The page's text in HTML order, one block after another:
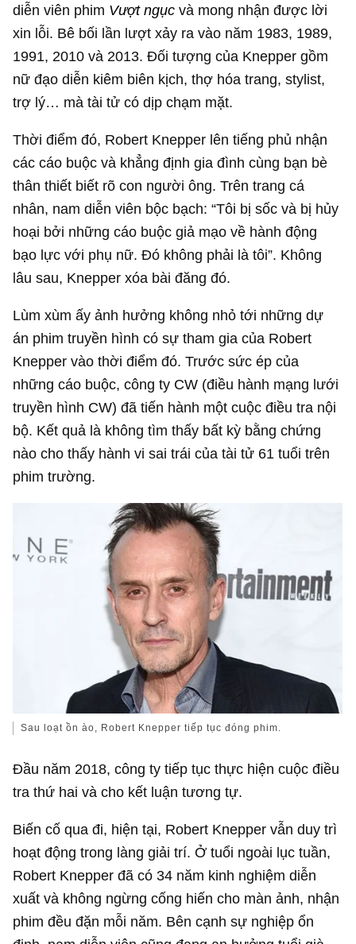
diễn viên phim Vượt ngục và mong nhận được lời
xin lỗi. Bê bối lần lượt xảy ra vào năm 1983, 1989,
1991, 2010 và 2013. Đối tượng của Knepper gồm
nữ đạo diễn kiêm biên kịch, thợ hóa trang, stylist,
trợ lý… mà tài tử có dịp chạm mặt.
Thời điểm đó, Robert Knepper lên tiếng phủ nhận
các cáo buộc và khẳng định gia đình cùng bạn bè
thân thiết biết rõ con người ông. Trên trang cá
nhân, nam diễn viên bộc bạch: “Tôi bị sốc và bị hủy
hoại bởi những cáo buộc giả mạo về hành động
bạo lực với phụ nữ. Đó không phải là tôi”. Không
lâu sau, Knepper xóa bài đăng đó.
Lùm xùm ấy ảnh hưởng không nhỏ tới những dự
án phim truyền hình có sự tham gia của Robert
Knepper vào thời điểm đó. Trước sức ép của
những cáo buộc, công ty CW (điều hành mạng lưới
truyền hình CW) đã tiến hành một cuộc điều tra nội
bộ. Kết quả là không tìm thấy bất kỳ bằng chứng
nào cho thấy hành vi sai trái của tài tử 61 tuổi trên
phim trường.
Sau loạt ồn ào, Robert Knepper tiếp tục đóng phim.
Đầu năm 2018, công ty tiếp tục thực hiện cuộc điều
tra thứ hai và cho kết luận tương tự.
Biến cố qua đi, hiện tại, Robert Knepper vẫn duy trì
hoạt động trong làng giải trí. Ở tuổi ngoài lục tuần,
Robert Knepper đã có 34 năm kinh nghiệm diễn
xuất và không ngừng cống hiến cho màn ảnh, nhận
phim đều đặn mỗi năm. Bên cạnh sự nghiệp ổn